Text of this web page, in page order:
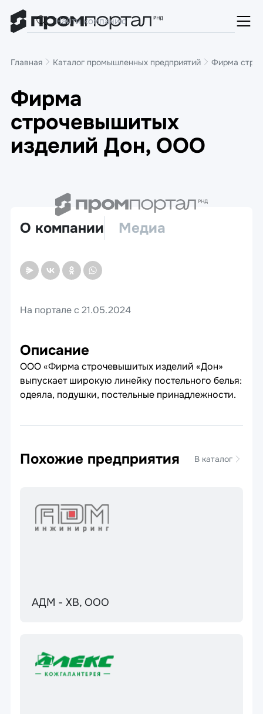
Главная Каталог промышленных предприятий Фирма
Фирма
строчевышитых
изделий Дон, ООО
О компании Медиа
На портале с 21.05.2024
Описание
ООО «Фирма строчевышитых изделий «Дон»
выпускает широкую линейку постельного белья:
одеяла, подушки, постельные принадлежности.
Похожие предприятия В каталог
АДМ - ХВ, ООО